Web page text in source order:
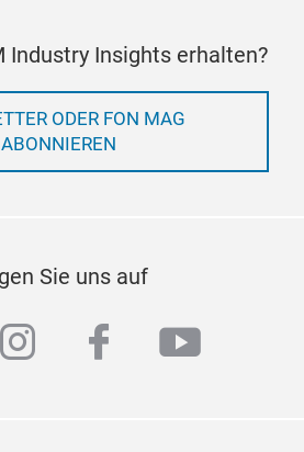
Industry Insights erhalten?
ODER FON MAG
ABONNIEREN
Sie uns auf
instagram
facebook